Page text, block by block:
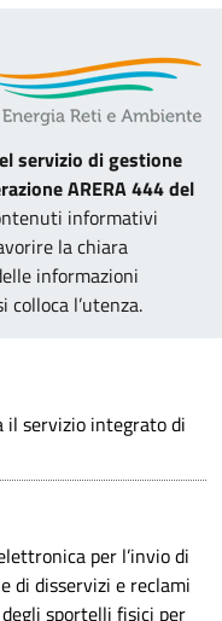
servizio di gestione
ARERA 444 del
informativi
la chiara
informazioni
l’utenza.
il servizio integrato di
per l’invio di
di disservizi e reclami
sportelli fisici per